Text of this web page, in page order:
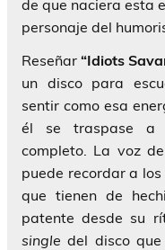
de que naciera esta
personaje del
Reseñar“Idiots
un disco para
sentir como esa
él se traspase a
completo. La voz de
puede recordar a
que tienen de
patente desde su
single del disco